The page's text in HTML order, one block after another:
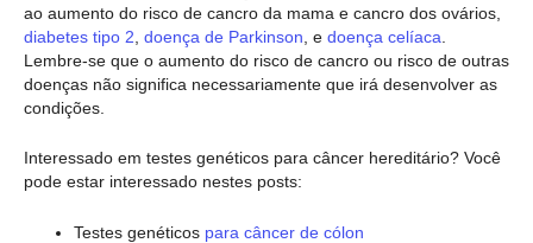
ao aumento do risco de cancro da mama e cancro dos ovários,
diabetes tipo 2 doença de Parkinson , e doença celíaca
Lembre-se que o aumento do risco de cancro ou risco de outras
doenças não significa necessariamente que irá desenvolver as
condições.
Interessado em testes genéticos para câncer hereditário? Você
pode estar interessado nestes posts:
Testes genéticos para câncer de cólon